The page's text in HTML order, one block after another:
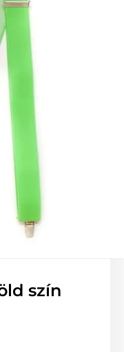
szín